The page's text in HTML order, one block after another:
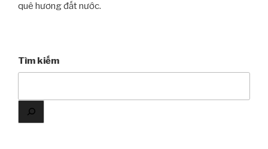
quê hương đất nước.
Tìm kiếm